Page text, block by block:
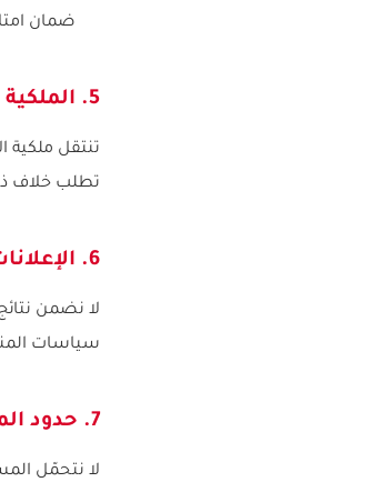
ضمان
5. الملكية الفكرية
تنتقل
تطلب خلاف
6. الإعلانات الممولة
لا نضمن
سياسات
7. حدود المسؤولية
لا نتحمّل